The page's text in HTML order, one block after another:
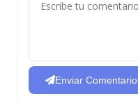
Enviar Comentario